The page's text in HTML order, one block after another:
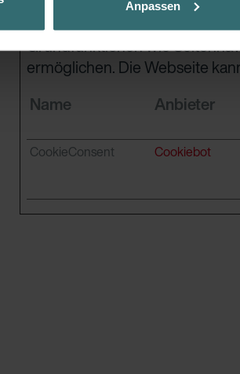
zu stellen. Alle Einwilligungen
Group
de confidentialité
des données
de privacidad
Sanayi ve Ticaret Limitet Şirketi: Web
Anpassen
Notwendige Cookies helfen
Grundfunktionen wie
ermöglichen. Die Webseite
Name
Anbieter
CookieConsent Cookiebot